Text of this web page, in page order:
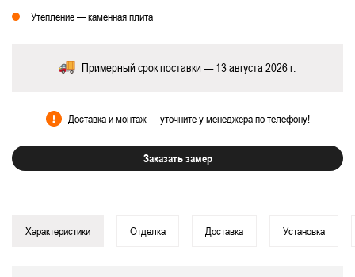
Утепление — каменная плита
Примерный срок поставки — 13 августа 2026 г.
Доставка и монтаж — уточните у менеджера по телефону!
Заказать замер
Характеристики Отделка Доставка Установка